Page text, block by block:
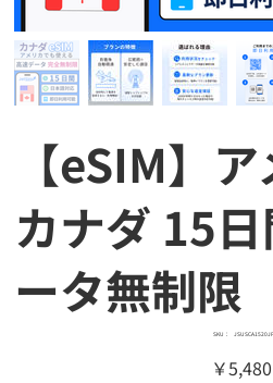
【eSIM】
カナダ 15
ータ無制限
SKU：
SKU：
JSUSCA1520JP
価
格
￥5,480